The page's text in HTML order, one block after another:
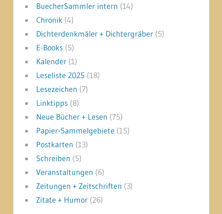
BuecherSammler intern (14)
Chronik(4)
Dichterdenkmäler + Dichtergräber(5)
E-Books(5)
Kalender(1)
Leseliste 2025 (18)
Lesezeichen (7)
Linktipps(8)
Neue Bücher + Lesen (75)
Papier-Sammelgebiete (15)
Postkarten (13)
Schreiben (5)
Veranstaltungen (6)
Zeitungen + Zeitschriften (3)
Zitate + Humor(26)